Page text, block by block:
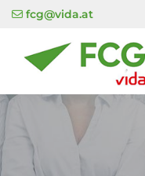
 fcg@vida.at